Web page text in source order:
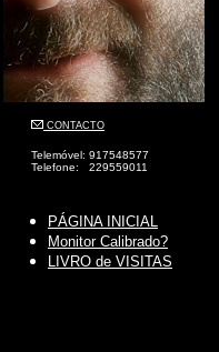
CONTACTO
Telemóvel: 917548577
Telefone: 229559011
PÁGINA INICIAL
Monitor Calibrado?
LIVRO de VISITAS